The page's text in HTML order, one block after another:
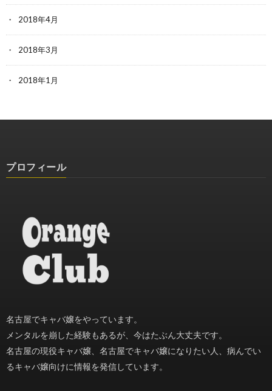
2018年4月
2018年3月
2018年1月
プロフィール
名古屋でキャバ嬢をやっています。
メンタルを崩した経験もあるが、今はたぶん大丈夫です。
名古屋の現役キャバ嬢、名古屋でキャバ嬢になりたい人、病んでい
るキャバ嬢向けに情報を発信しています。